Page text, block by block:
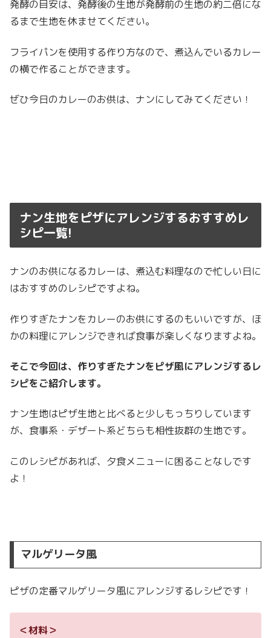
発酵の目安は、発酵後の生地が発酵前の生地の約二倍にな
るまで生地を休ませてください。
フライパンを使用する作り方なので、煮込んでいるカレー
の横で作ることができます。
ぜひ今日のカレーのお供は、ナンにしてみてください！
ナン生地をピザにアレンジするおすすめレ
シピ一覧!
ナンのお供になるカレーは、煮込む料理なので忙しい日に
はおすすめのレシピですよね。
作りすぎたナンをカレーのお供にするのもいいですが、ほ
かの料理にアレンジできれば食事が楽しくなりますよね。
そこで今回は、作りすぎたナンをピザ風にアレンジするレ
シピをご紹介します。
ナン生地はピザ生地と比べると少しもっちりしています
が、食事系・デザート系どちらも相性抜群の生地です。
このレシピがあれば、夕食メニューに困ることなしです
よ！
マルゲリータ風
ピザの定番マルゲリータ風にアレンジするレシピです！
＜材料＞